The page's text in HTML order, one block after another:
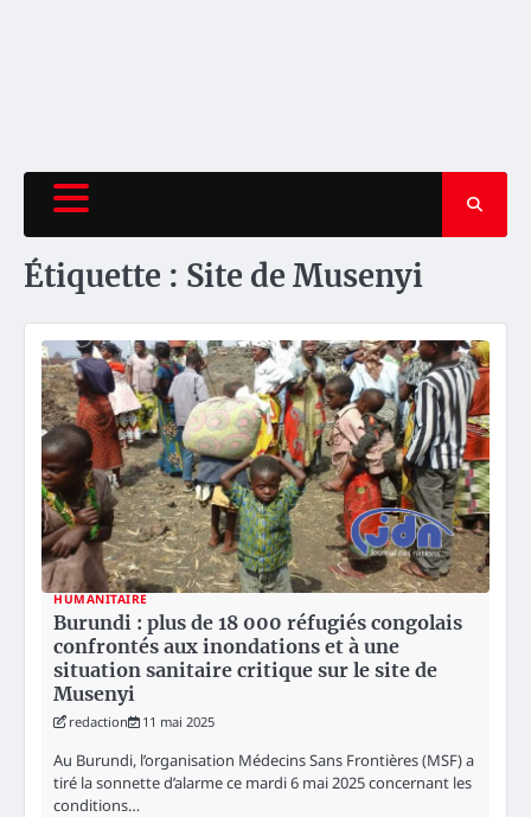
Étiquette : Site de Musenyi
HUMANITAIRE
Burundi : plus de 18 000 réfugiés congolais
confrontés aux inondations et à une
situation sanitaire critique sur le site de
Musenyi
redaction 11 mai 2025
Au Burundi, l’organisation Médecins Sans Frontières (MSF) a
tiré la sonnette d’alarme ce mardi 6 mai 2025 concernant les
conditions…